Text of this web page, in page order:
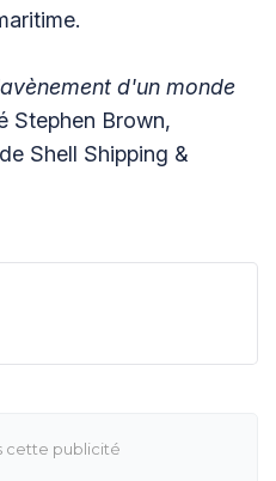
d'un monde
Stephen Brown,
Shell Shipping &